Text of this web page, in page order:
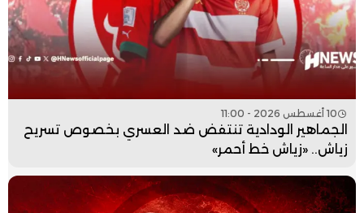
10 أغسطس 2026 - 11:00
الجماهير الودادية تنتفض ضد العسري بخصوص تسريح
زياش.. «زياش خط أحمر»